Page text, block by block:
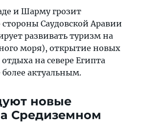
и Шарму грозит
Саудовской Аравии
развивать туризм на
моря), открытие новых
на севере Египта
актуальным.
новые
Средиземном